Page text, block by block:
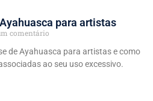
para artistas
comentário
de Ayahuasca para artistas e como
ao seu uso excessivo.